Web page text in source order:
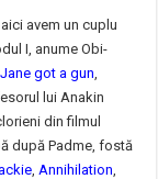
avem un cuplu
I, anume Obi-
Jane got a gun,
lui Anakin
din filmul
după Padme, fostă
,Annihilation,